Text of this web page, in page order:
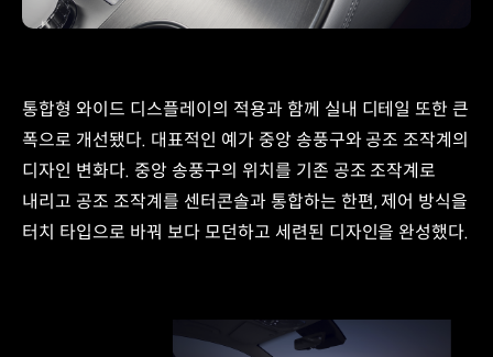
통합형 와이드 디스플레이의 적용과 함께 실내 디테일 또한 큰
폭으로 개선됐다. 대표적인 예가 중앙 송풍구와 공조 조작계의
디자인 변화다. 중앙 송풍구의 위치를 기존 공조 조작계로
내리고 공조 조작계를 센터콘솔과 통합하는 한편, 제어 방식을
터치 타입으로 바꿔 보다 모던하고 세련된 디자인을 완성했다.